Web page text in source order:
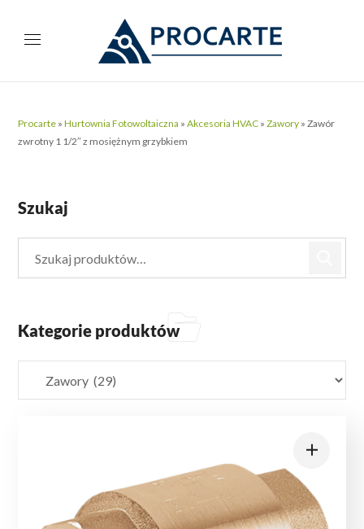
Procarte »Hurtownia Fotowoltaiczna »Akcesoria HVAC »Zawory »Zawór
zwrotny 1 1/2″ z mosiężnym grzybkiem
Szukaj
Kategorie produktów